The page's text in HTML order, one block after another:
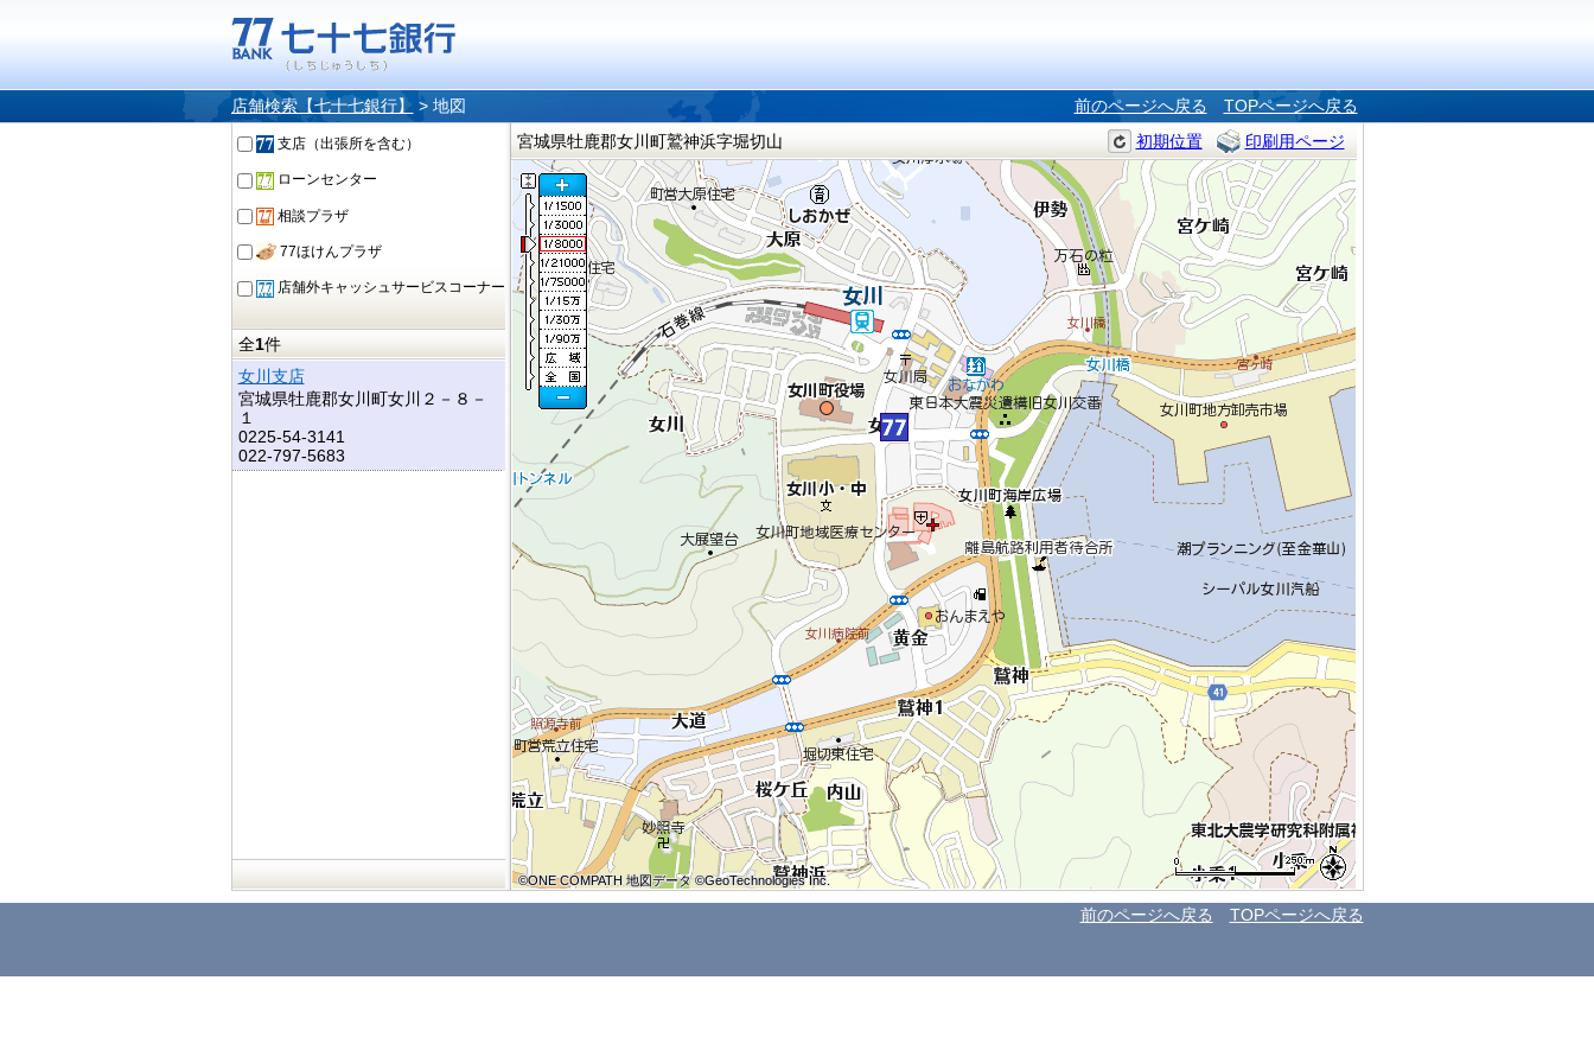
店舗検索【七十七銀行】 > 地図 前のページへ戻る TOPページへ戻る
支店（出張所を含む）
ローンセンター
相談プラザ
77ほけんプラザ
店舗外キャッシュサービスコーナー
全1件
女川支店
宮城県牡鹿郡女川町女川２－８－
１
0225-54-3141
022-797-5683
宮城県牡鹿郡女川町鷲神浜字堀切山 初期位置 印刷用ページ
©ONE COMPATH 地図データ ©GeoTechnologies Inc.
©ONE COMPATH 地図データ ©GeoTechnologies Inc.
©ONE COMPATH 地図データ ©GeoTechnologies Inc.
©ONE COMPATH 地図データ ©GeoTechnologies Inc.
©ONE COMPATH 地図データ ©GeoTechnologies Inc.
©ONE COMPATH 地図データ ©GeoTechnologies Inc.
©ONE COMPATH 地図データ ©GeoTechnologies Inc.
©ONE COMPATH 地図データ ©GeoTechnologies Inc.
©ONE COMPATH 地図データ ©GeoTechnologies Inc.
前のページへ戻る TOPページへ戻る